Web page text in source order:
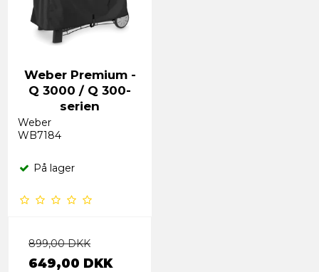
Weber Premium -
Q 3000 / Q 300-
serien
Weber
WB7184
På lager
899,00 DKK
649,00 DKK